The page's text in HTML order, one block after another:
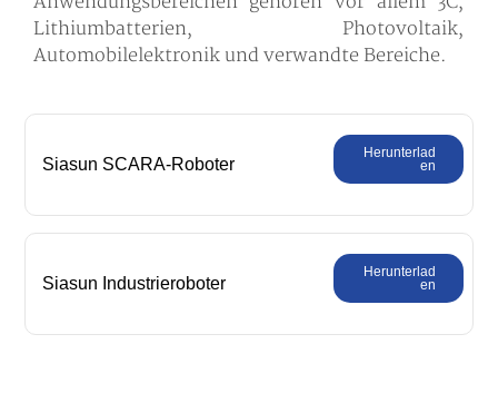
Lithiumbatterien, Photovoltaik,
Automobilelektronik und verwandte Bereiche.
Siasun SCARA-Roboter
Herunterlad
en
Siasun Industrieroboter
Herunterlad
en